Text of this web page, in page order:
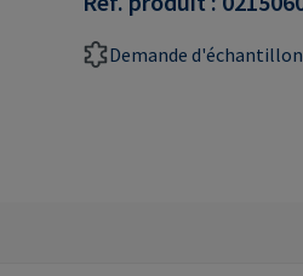
Demande d'échantillon